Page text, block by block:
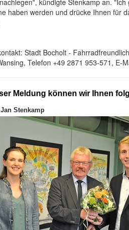
kündigte Stenkamp an.
haben werden und drücke Ihnen für
Stadt Bocholt -
Telefon +49 2871 953-571, E-
Meldung können wir Ihnen
Stenkamp